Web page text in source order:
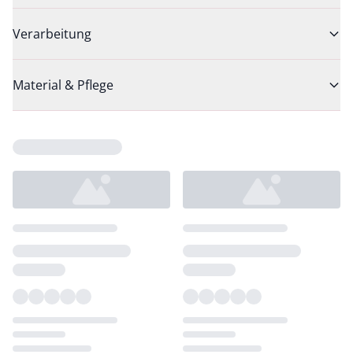
Verarbeitung
Material & Pflege